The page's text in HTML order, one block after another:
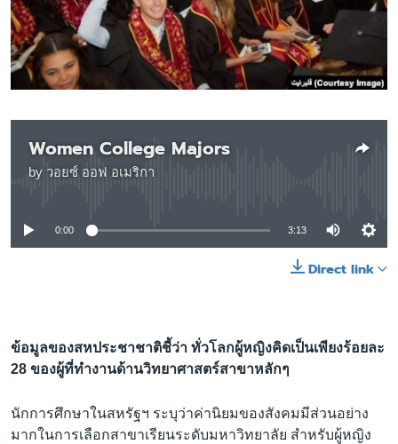
เรียนรู้ภาษาอังกฤษ
พอดคาสต์
เลือกภาษา
Women College Majors
by วอยซ์ ออฟ อเมริกา
No media source currently available
0:00 3:13
Direct link
ข้อมูลของสหประชาชาติชี้ว่า ทั่วโลกผู้หญิงคิดเป็นเพียงร้อยละ
28 ของผู้ที่ทำงานด้านวิทยาศาสตร์สาขาหลักๆ
นักการศึกษาในสหรัฐฯ ระบุว่าค่านิยมของสังคมมีส่วนอย่าง
มากในการเลือกสาขาเรียนระดับมหาวิทยาลัย สำหรับผู้หญิง